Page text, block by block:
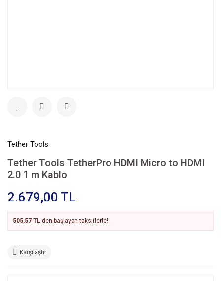
Tether Tools
Tether Tools TetherPro HDMI Micro to HDMI
2.0 1 m Kablo
2.679,00 TL
505,57 TL den başlayan taksitlerle!
Karşılaştır